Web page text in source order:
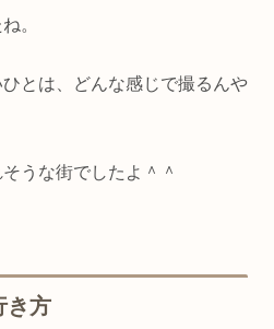
。
とは、どんな感じで撮るんや
うな街でしたよ＾＾
き方